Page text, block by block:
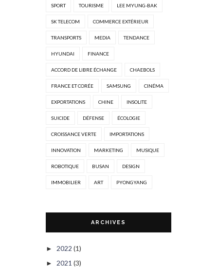
SPORT TOURISME LEE MYUNG-BAK
SK TELECOM COMMERCE EXTÉRIEUR
TRANSPORTS MEDIA TENDANCE
HYUNDAI FINANCE
ACCORD DE LIBRE ÉCHANGE CHAEBOLS
FRANCE ET CORÉE SAMSUNG CINÉMA
EXPORTATIONS CHINE INSOLITE
SUICIDE DÉFENSE ÉCOLOGIE
CROISSANCE VERTE IMPORTATIONS
INNOVATION MARKETING MUSIQUE
ROBOTIQUE BUSAN DESIGN
IMMOBILIER ART PYONGYANG
ARCHIVES
► 2022 (1)
► 2021 (3)